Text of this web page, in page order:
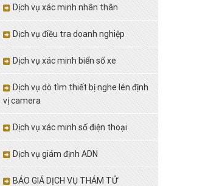
Dịch vụ xác minh nhân thân
Dịch vụ điều tra doanh nghiệp
Dịch vụ xác minh biển số xe
Dịch vụ dò tìm thiết bị nghe lén định
vị camera
Dịch vụ xác minh số điện thoại
Dịch vụ giám định ADN
BÁO GIÁ DỊCH VỤ THÁM TỬ